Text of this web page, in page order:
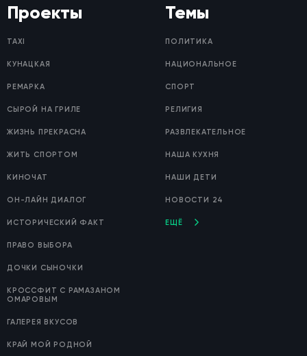
Проекты
TAXI
КУНАЦКАЯ
РЕМАРКА
СЫРОЙ НА ГРИЛЕ
ЖИЗНЬ ПРЕКРАСНА
ЖИТЬ СПОРТОМ
КИНОЧАТ
ОН-ЛАЙН ДИАЛОГ
ИСТОРИЧЕСКИЙ ФАКТ
ПРАВО ВЫБОРА
ДОЧКИ СЫНОЧКИ
КРОССФИТ С РАМАЗАНОМ
ОМАРОВЫМ
ГАЛЕРЕЯ ВКУСОВ
КРАЙ МОЙ РОДНОЙ
Темы
ПОЛИТИКА
НАЦИОНАЛЬНОЕ
СПОРТ
РЕЛИГИЯ
РАЗВЛЕКАТЕЛЬНОЕ
НАША КУХНЯ
НАШИ ДЕТИ
НОВОСТИ 24
ЕЩЁ